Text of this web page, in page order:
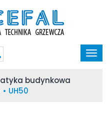
budynkowa
UH50